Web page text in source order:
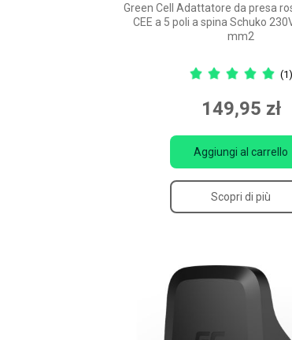
Green Cell Adattatore da presa
CEE a 5 poli a spina Schuko
mm2
(1)
149,95 zł
Aggiungi al carrello
Scopri di più